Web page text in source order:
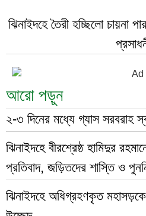
ঝিনাইদহে তৈরী হচ্ছিলো চায়না
আরো পড়ুন
২-৩ দিনের মধ্যে গ্যাস সরবরাহ
ঝিনাইদহে বীরশ্রেষ্ঠ হামিদুর
প্রতিবাদ, জড়িতদের শাস্তি ও
ঝিনাইদহে অধিগ্রহণকৃত